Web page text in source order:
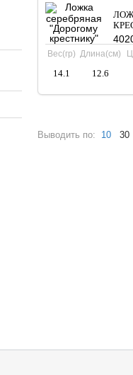
Вес(гр) Длина(см)
14.1 12.6
Выводить по: 10 30